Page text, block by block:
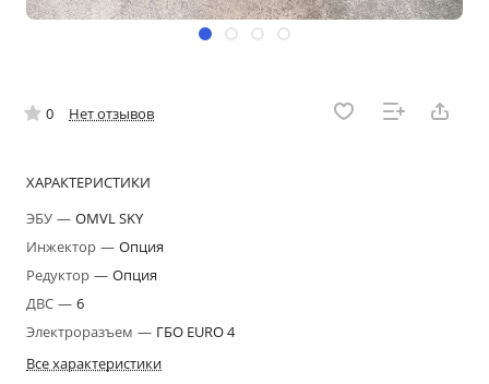
0 Нет отзывов
ХАРАКТЕРИСТИКИ
ЭБУ — OMVL SKY
Инжектор — Опция
Редуктор — Опция
ДВС — 6
Электроразъем — ГБО EURO 4
Все характеристики